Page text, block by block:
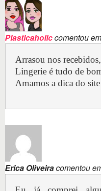
Plasticaholiccomentou em
Arrasou nos
Lingerie é tudo de
Amamos a dica do
Erica Oliveiracomentou